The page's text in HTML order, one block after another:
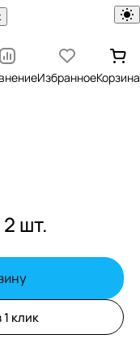
ИзбранноеКорзина
шт.
1 клик